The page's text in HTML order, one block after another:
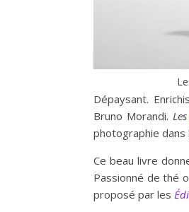
Dépaysant.
Bruno Morandi.
photographie
Ce beau livre
Passionné de thé
proposé par les